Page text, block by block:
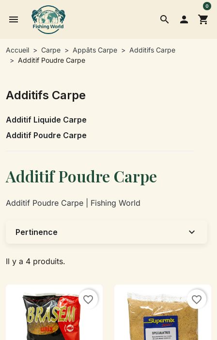
search
menu  shopping_cart
0
Accueil Carpe Appâts Carpe
Additifs Carpe
Additif Poudre Carpe
Additifs Carpe
Additif Liquide Carpe
Additif Poudre Carpe
Additif Poudre Carpe
Additif Poudre Carpe | Fishing World
Il y a 4 produits.
Pertinence expand_more
favorite_border favorite_border